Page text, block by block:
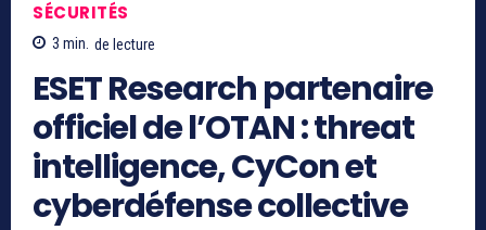
SÉCURITÉS
3 min. de lecture
ESET Research partenaire
officiel de l’OTAN : threat
intelligence, CyCon et
cyberdéfense collective